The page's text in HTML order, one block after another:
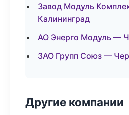
Завод Модуль
Калининград
АО Энерго Модуль —
ЗАО Групп Союз —
Другие компании